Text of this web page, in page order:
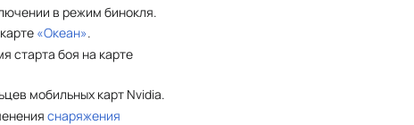
в режим бинокля.
«Океан».
старта боя на карте
мобильных карт Nvidia.
снаряжения